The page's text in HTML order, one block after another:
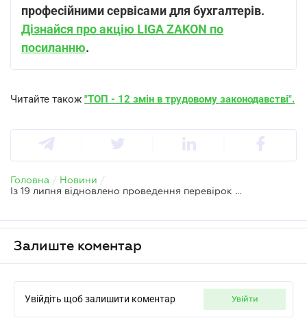
професійними сервісами для бухгалтерів.
Дізнайся про акцію LIGA ZAKON по
посиланню.
Читайте також "ТОП - 12 змін в трудовому законодавстві".
Головна / Новини /
Із 19 липня відновлено проведення перевірок інспекторами Держпраці
Залиште коментар
Увійдіть щоб залишити коментар увійти